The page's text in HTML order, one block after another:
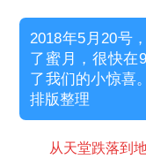
2018年5月20号
了蜜月，很快在
了我们的小惊喜
排版整理
从天堂跌落到